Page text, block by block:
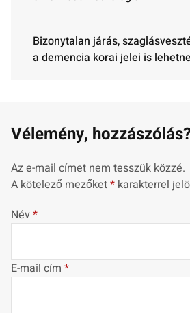
Bizonytalan járás,
a demencia korai jelei is
Vélemény, hozzászólás?
Az e-mail címet nem tesszük közzé.
A kötelező mezőket* karakterrel
Név*
E-mail cím *